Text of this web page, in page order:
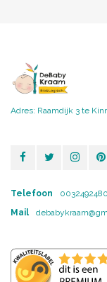
Adres: Raamdijk 3 te
Telefoon
Mail